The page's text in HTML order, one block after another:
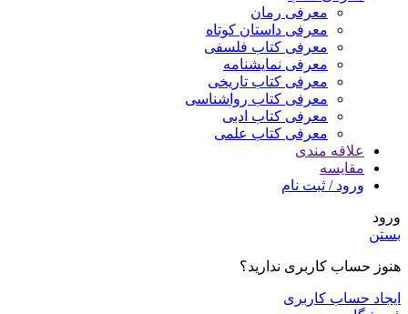
معرفی رمان
معرفی داستان کوتاه
معرفی کتاب فلسفی
معرفی نمایشنامه
معرفی کتاب تاریخی
معرفی کتاب رواشناسی
معرفی کتاب ادبی
معرفی کتاب علمی
علاقه مندی
مقایسه
ورود / ثبت نام
ورود
بستن
هنوز حساب کاربری ندارید؟
ایجاد حساب کاربری